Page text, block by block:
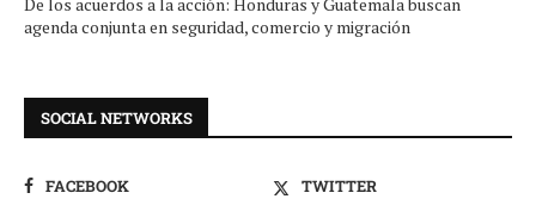
De los acuerdos a la acción: Honduras y Guatemala buscan
agenda conjunta en seguridad, comercio y migración
SOCIAL NETWORKS
FACEBOOK
TWITTER